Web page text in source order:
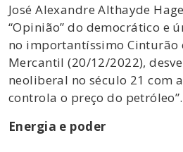
José Alexandre Althayde
“Opinião” do democrático e
no importantíssimo Cinturão
Mercantil (20/12/2022),
neoliberal no século 21 com
controla o preço do petróleo”.
Energia e poder